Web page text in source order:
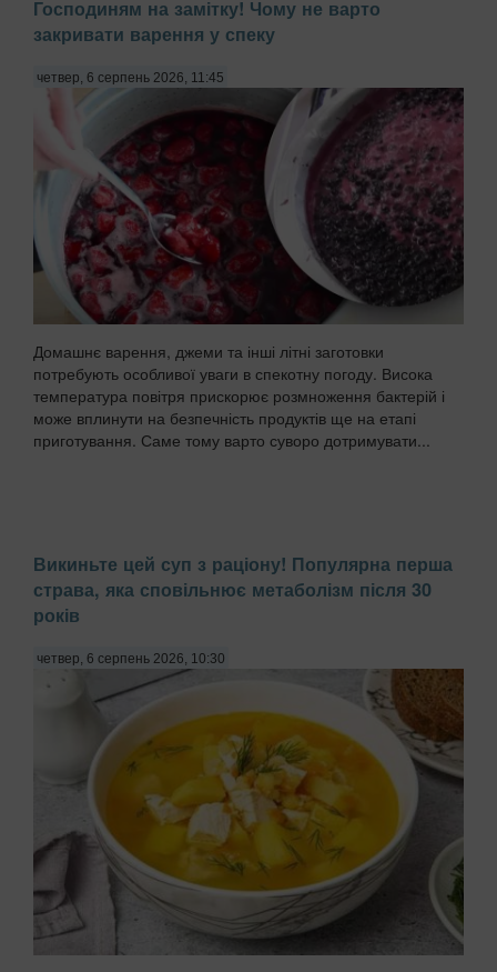
Господиням на замітку! Чому не варто
закривати варення у спеку
четвер, 6 серпень 2026, 11:45
Домашнє варення, джеми та інші літні заготовки
потребують особливої уваги в спекотну погоду. Висока
температура повітря прискорює розмноження бактерій і
може вплинути на безпечність продуктів ще на етапі
приготування. Саме тому варто суворо дотримувати...
Викиньте цей суп з раціону! Популярна перша
страва, яка сповільнює метаболізм після 30
років
четвер, 6 серпень 2026, 10:30